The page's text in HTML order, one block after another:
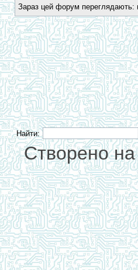
Зараз цей форум переглядають:
Найти:
Створено